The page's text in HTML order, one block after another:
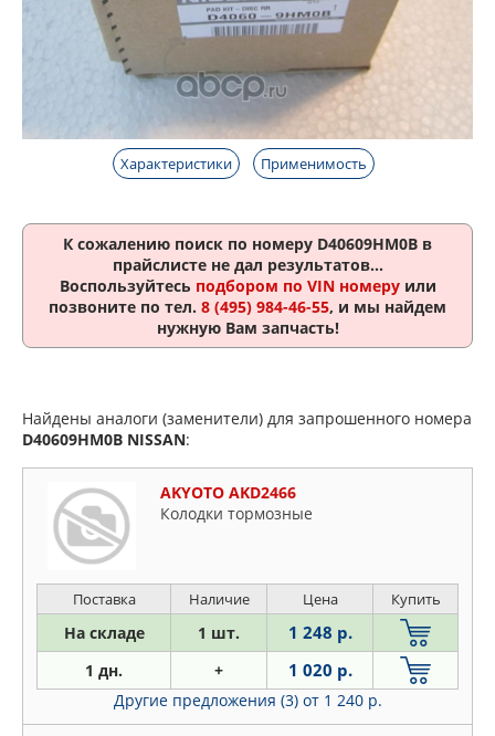
Характеристики Применимость
К сожалению поиск по номеру D40609HM0B в
прайслисте не дал результатов...
Воспользуйтесь подбором по VIN номеруили
позвоните по тел. 8 (495) 984-46-55, и мы найдем
нужную Вам запчасть!
Найдены аналоги (заменители) для запрошенного номера
D40609HM0B NISSAN:
AKYOTO AKD2466
Колодки тормозные
Поставка Наличие Цена Купить
На складе 1 шт. 1 248 р.
1 дн. + 1 020 р.
Другие предложения (3) от 1 240 р.